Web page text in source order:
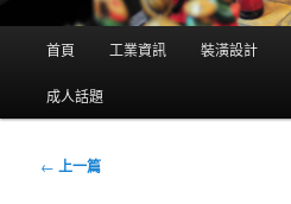
單
首頁 工業資訊 裝潢設計
成人話題
文
← 上一篇